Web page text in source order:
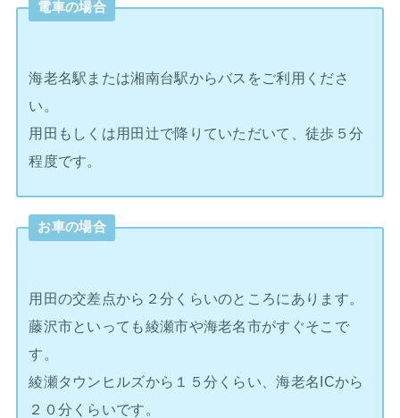
電車の場合
海老名駅または湘南台駅からバスをご利用くださ
い。
用田もしくは用田辻で降りていただいて、徒歩５分
程度です。
お車の場合
用田の交差点から２分くらいのところにあります。
藤沢市といっても綾瀬市や海老名市がすぐそこで
す。
綾瀬タウンヒルズから１５分くらい、海老名ICから
２０分くらいです。